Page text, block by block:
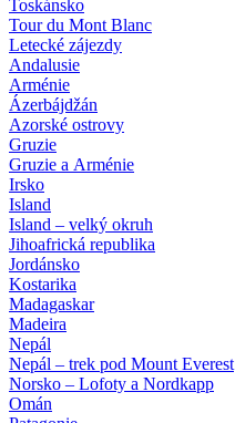
Toskánsko
Tour du Mont Blanc
Letecké zájezdy
Andalusie
Arménie
Ázerbájdžán
Azorské ostrovy
Gruzie
Gruzie a Arménie
Irsko
Island
Island – velký okruh
Jihoafrická republika
Jordánsko
Kostarika
Madagaskar
Madeira
Nepál
Nepál – trek pod Mount Everest
Norsko – Lofoty a Nordkapp
Omán